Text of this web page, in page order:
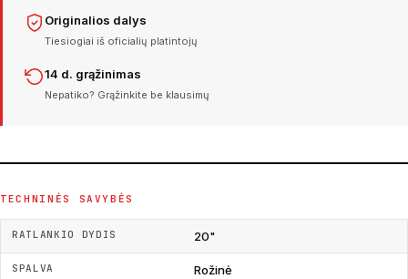
Originalios dalys
Tiesiogiai iš oficialių platintojų
14 d. grąžinimas
Nepatiko? Grąžinkite be klausimų
TECHNINĖS SAVYBĖS
RATLANKIO DYDIS 20"
SPALVA Rožinė